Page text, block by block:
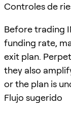
Controles de
Before trading
funding rate,
exit plan.
they also
or the plan is
Flujo sugerido